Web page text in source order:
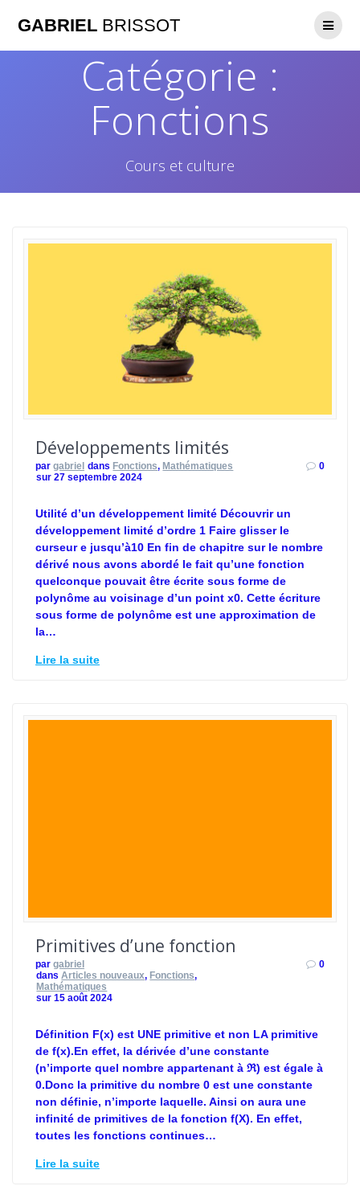
GABRIEL BRISSOT
Catégorie :
Fonctions
Cours et culture
Développements limités
par gabriel dans Fonctions, Mathématiques
sur 27 septembre 2024
0
Utilité d’un développement limité Découvrir un
développement limité d’ordre 1 Faire glisser le
curseur e jusqu’à10 En fin de chapitre sur le nombre
dérivé nous avons abordé le fait qu’une fonction
quelconque pouvait être écrite sous forme de
polynôme au voisinage d’un point x0. Cette écriture
sous forme de polynôme est une approximation de
la…
Lire la suite
Primitives d’une fonction
par gabriel
dansArticles nouveaux, Fonctions,
Mathématiques
sur 15 août 2024
0
Définition F(x) est UNE primitive et non LA primitive
de f(x).En effet, la dérivée d’une constante
(n’importe quel nombre appartenant à ℜ) est égale à
0.Donc la primitive du nombre 0 est une constante
non définie, n’importe laquelle. Ainsi on aura une
infinité de primitives de la fonction f(X). En effet,
toutes les fonctions continues…
Lire la suite